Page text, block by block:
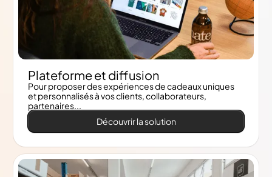
Plateforme et diffusion
Pour proposer des expériences de cadeaux uniques
et personnalisés à vos clients, collaborateurs,
partenaires...
Découvrir la solution